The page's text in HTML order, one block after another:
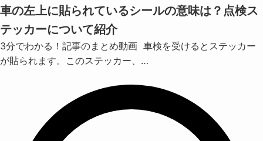
車の左上に貼られているシールの意味は？点検ス
テッカーについて紹介
3分でわかる！記事のまとめ動画 車検を受けるとステッカー
が貼られます。このステッカー、…